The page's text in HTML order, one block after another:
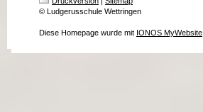
© Ludgerusschule Wettringen
Diese Homepage wurde mit IONOS MyWebsite